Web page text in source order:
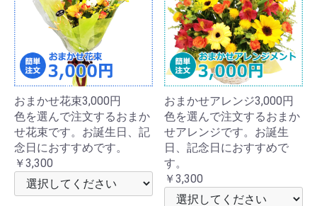
おまかせ花束3,000円
色を選んで注文するおまか
せ花束です。お誕生日、記
念日におすすめです。
￥3,300
おまかせアレンジ3,000円
色を選んで注文するおまか
せアレンジです。お誕生
日、記念日におすすめで
す。
￥3,300